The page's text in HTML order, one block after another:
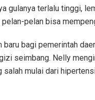
gulanya terlalu tinggi,
pelan bisa
baru bagi pemerintah
seimbang. Nelly
salah mulai dari